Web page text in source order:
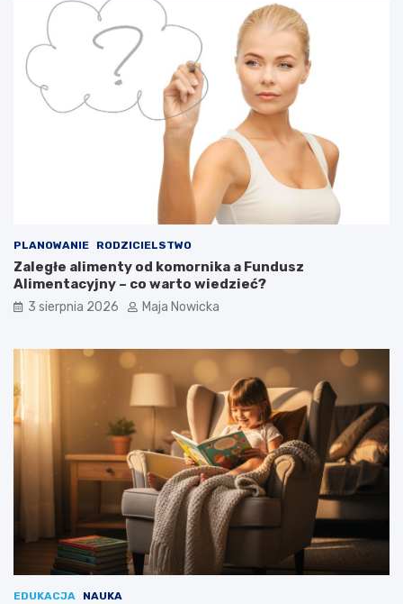
PLANOWANIE RODZICIELSTWO
Zaległe alimenty od komornika a Fundusz
Alimentacyjny – co warto wiedzieć?
3 sierpnia 2026 Maja Nowicka
EDUKACJA NAUKA